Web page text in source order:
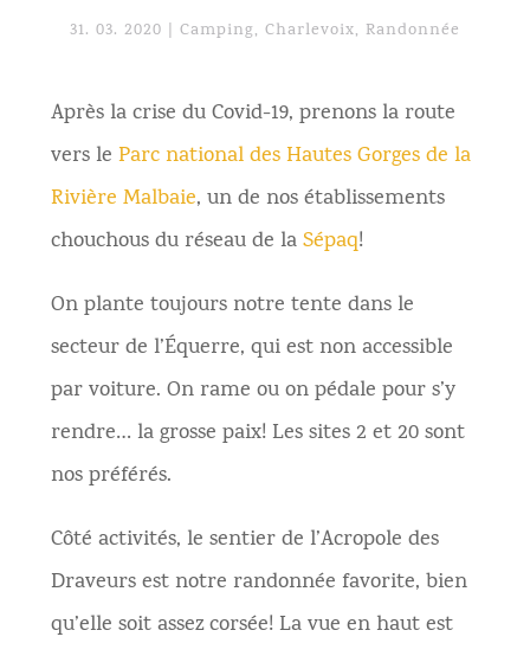
31. 03. 2020 Camping, Charlevoix, Randonnée
Après la crise du Covid-19, prenons la route
vers le Parc national des Hautes Gorges de la
Rivière Malbaie, un de nos établissements
chouchous du réseau de laSépaq!
On plante toujours notre tente dans le
secteur de l’Équerre, qui est non accessible
par voiture. On rame ou on pédale pour s’y
rendre… la grosse paix! Les sites 2 et 20 sont
nos préférés.
Côté activités, le sentier de l’Acropole des
Draveurs est notre randonnée favorite, bien
qu’elle soit assez corsée! La vue en haut est